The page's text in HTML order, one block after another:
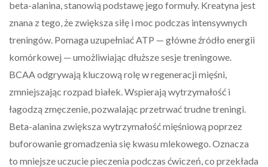
beta-alanina, stanowią podstawę jego formuły. Kreatyna jest
znana z tego, że zwiększa siłę i moc podczas intensywnych
treningów. Pomaga uzupełniać ATP — główne źródło energii
komórkowej — umożliwiając dłuższe sesje treningowe.
BCAA odgrywają kluczową rolę w regeneracji mięśni,
zmniejszając rozpad białek. Wspierają wytrzymałość i
łagodzą zmęczenie, pozwalając przetrwać trudne treningi.
Beta-alanina zwiększa wytrzymałość mięśniową poprzez
buforowanie gromadzenia się kwasu mlekowego. Oznacza
to mniejsze uczucie pieczenia podczas ćwiczeń, co przekłada